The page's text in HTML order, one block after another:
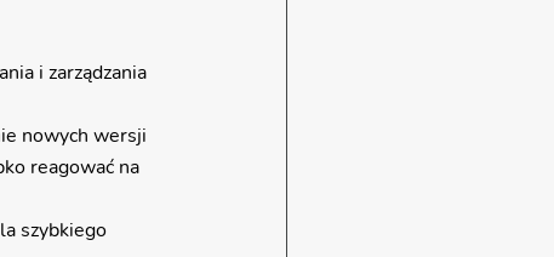
i zarządzania
nowych wersji
reagować na
szybkiego